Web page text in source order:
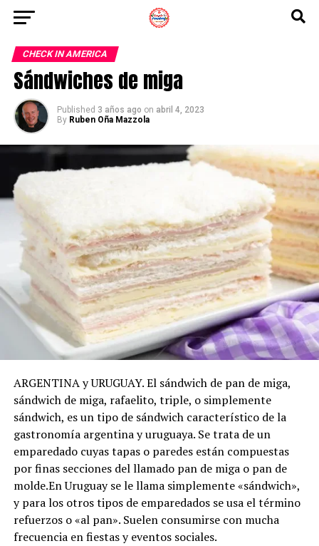
CHECK IN AMERICA
Sándwiches de miga
Published 3 años ago on abril 4, 2023
By Ruben Oña Mazzola
ARGENTINA y URUGUAY. El sándwich de pan de miga,
sándwich de miga, rafaelito​, triple, o simplemente
sándwich, es un tipo de sándwich característico de la
gastronomía argentina y uruguaya. Se trata de un
emparedado cuyas tapas o paredes están compuestas
por finas secciones del llamado pan de miga o pan de
molde.​En Uruguay se le llama simplemente «sándwich»,
y para los otros tipos de emparedados se usa el término
refuerzos o «al pan». Suelen consumirse con mucha
frecuencia en fiestas y eventos sociales.